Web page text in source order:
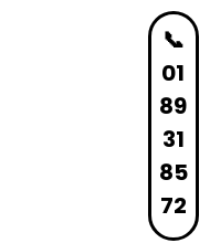
📞
01
89
31
85
72